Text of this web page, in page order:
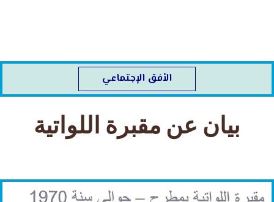
الأفق الإجتماعي
بيان عن مقبرة اللواتية